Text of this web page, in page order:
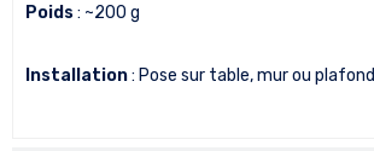
Poids : ~200 g
Installation: Pose sur table, mur ou plafond